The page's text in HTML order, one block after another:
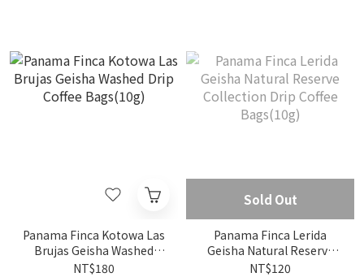
Panama Finca Kotowa Las
Brujas Geisha Washed
Drip Coffee Bags(10g)
NT$180
Sold Out
Panama Finca Lerida
Geisha Natural Reserve
Collection Drip Coffee
NT$120